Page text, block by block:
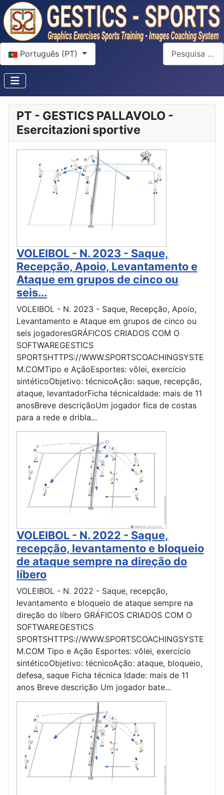
Escolha o seu idioma
Português (PT)
Pesquisar
PT - GESTICS PALLAVOLO -
Esercitazioni sportive
VOLEIBOL - N. 2023 - Saque,
Recepção, Apoio, Levantamento e
Ataque em grupos de cinco ou
seis...
VOLEIBOL - N. 2023 - Saque, Recepção, Apoio,
Levantamento e Ataque em grupos de cinco ou
seis jogadoresGRÁFICOS CRIADOS COM O
SOFTWAREGESTICS
SPORTSHTTPS://WWW.SPORTSCOACHINGSYSTE
M.COMTipo e AçãoEsportes: vôlei, exercício
sintéticoObjetivo: técnicoAção: saque, recepção,
ataque, levantadorFicha técnicaIdade: mais de 11
anosBreve descriçãoUm jogador fica de costas
para a rede e dribla...
VOLEIBOL - N. 2022 - Saque,
recepção, levantamento e bloqueio
de ataque sempre na direção do
líbero
VOLEIBOL - N. 2022 - Saque, recepção,
levantamento e bloqueio de ataque sempre na
direção do líbero GRÁFICOS CRIADOS COM O
SOFTWAREGESTICS
SPORTSHTTPS://WWW.SPORTSCOACHINGSYSTE
M.COM Tipo e Ação Esportes: vôlei, exercício
sintéticoObjetivo: técnicoAção: ataque, bloqueio,
defesa, saque Ficha técnica Idade: mais de 11
anos Breve descrição Um jogador bate...